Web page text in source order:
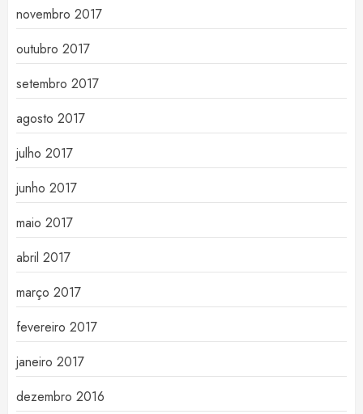
novembro 2017
outubro 2017
setembro 2017
agosto 2017
julho 2017
junho 2017
maio 2017
abril 2017
março 2017
fevereiro 2017
janeiro 2017
dezembro 2016